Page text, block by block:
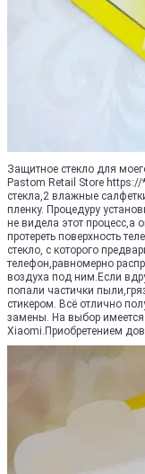
Защитное стекло для
Pastom Retail Store
стекла,2 влажные
пленку. Процедуру
не видела этот процесс,а
протереть поверхность
стекло, с которого
телефон,равномерно
воздуха под ним.Если
попали частички
стикером. Всё отлично
замены. На выбор
Xiaomi.Приобретением